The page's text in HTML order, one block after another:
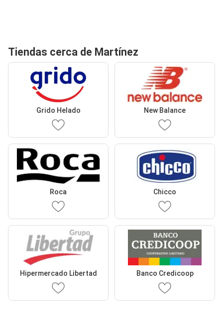
Tiendas cerca de Martínez
Grido Helado New Balance
Roca Chicco
Hipermercado Libertad Banco Credicoop